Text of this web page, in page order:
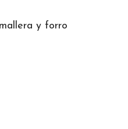
y forro